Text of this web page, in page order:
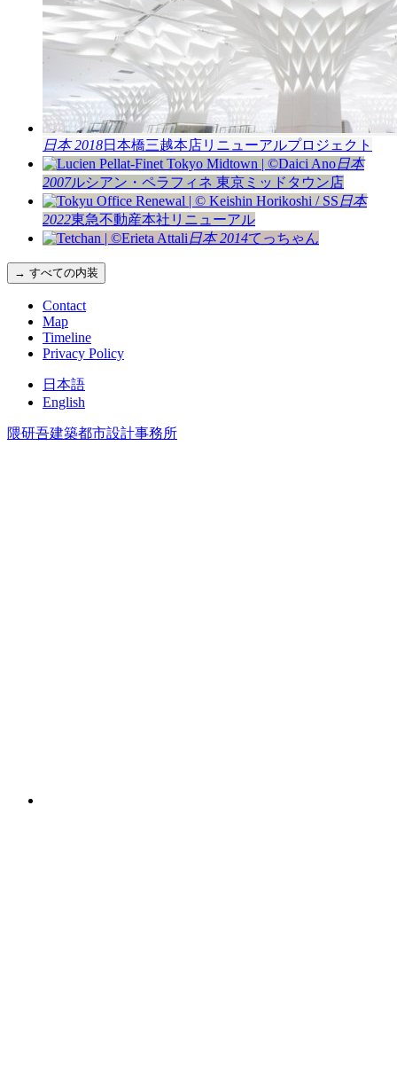
日本 2018日本橋三越本店リニューアルプロジェクト
日本
2007ルシアン・ペラフィネ 東京ミッドタウン店
日本
2022東急不動産本社リニューアル
日本 2014てっちゃん
→ すべての内装
Contact
Map
Timeline
Privacy Policy
日本語
English
隈研吾建築都市設計事務所